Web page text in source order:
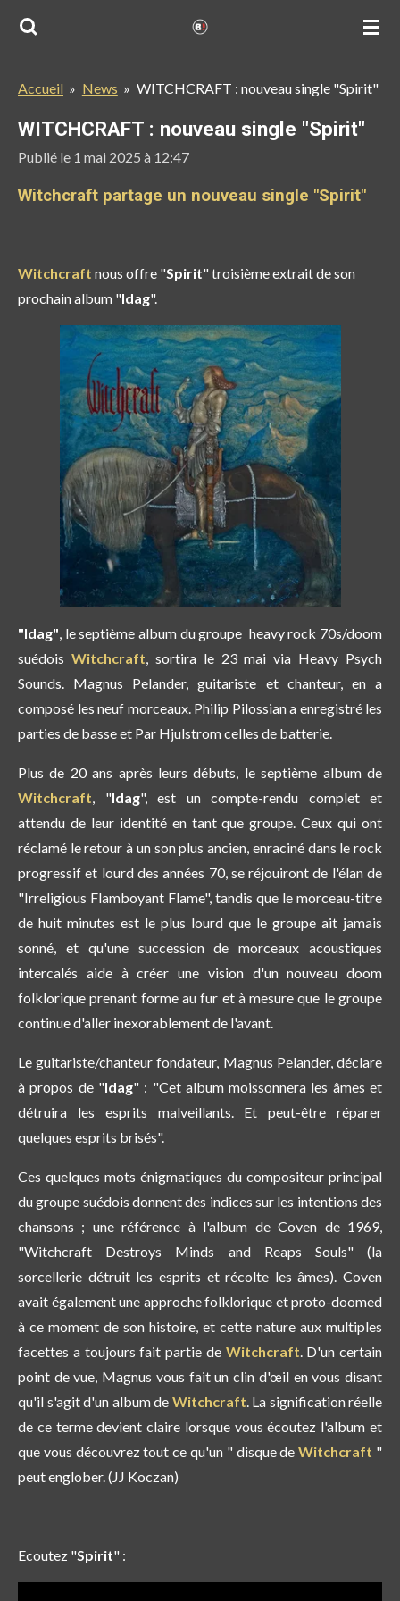
Passer
principal
Accueil » News » WITCHCRAFT : nouveau single "Spirit"
WITCHCRAFT : nouveau single "Spirit"
Publié le 1 mai 2025 à 12:47
Witchcraft partage un nouveau single "Spirit"
Witchcraft nous offre "Spirit" troisième extrait de son
prochain album "Idag".
"Idag", le septième album du groupe heavy rock 70s/doom
suédois Witchcraft, sortira le 23 mai via Heavy Psych
Sounds. Magnus Pelander, guitariste et chanteur, en a
composé les neuf morceaux. Philip Pilossian a enregistré les
parties de basse et Par Hjulstrom celles de batterie.
Plus de 20 ans après leurs débuts, le septième album de
Witchcraft, "Idag", est un compte-rendu complet et
attendu de leur identité en tant que groupe. Ceux qui ont
réclamé le retour à un son plus ancien, enraciné dans le rock
progressif et lourd des années 70, se réjouiront de l'élan de
"Irreligious Flamboyant Flame", tandis que le morceau-titre
de huit minutes est le plus lourd que le groupe ait jamais
sonné, et qu'une succession de morceaux acoustiques
intercalés aide à créer une vision d'un nouveau doom
folklorique prenant forme au fur et à mesure que le groupe
continue d'aller inexorablement de l'avant.
Le guitariste/chanteur fondateur, Magnus Pelander, déclare
à propos de "Idag" : "Cet album moissonnera les âmes et
détruira les esprits malveillants. Et peut-être réparer
quelques esprits brisés".
Ces quelques mots énigmatiques du compositeur principal
du groupe suédois donnent des indices sur les intentions des
chansons ; une référence à l'album de Coven de 1969,
"Witchcraft Destroys Minds and Reaps Souls" (la
sorcellerie détruit les esprits et récolte les âmes). Coven
avait également une approche folklorique et proto-doomed
à ce moment de son histoire, et cette nature aux multiples
facettes a toujours fait partie de Witchcraft. D'un certain
point de vue, Magnus vous fait un clin d'œil en vous disant
qu'il s'agit d'un album de Witchcraft. La signification réelle
de ce terme devient claire lorsque vous écoutez l'album et
que vous découvrez tout ce qu'un " disque deWitchcraft "
peut englober. (JJ Koczan)
Ecoutez "Spirit" :